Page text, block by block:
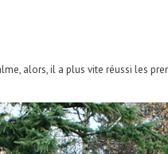
alors, il a plus vite réussi les